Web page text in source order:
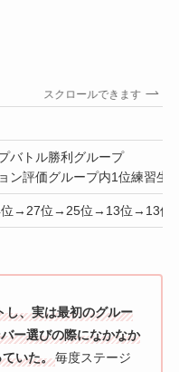
スクロールできます
バトル勝利グループ
ン評価グループ内1位練習生
→27位→25位→13位→13位
し、実は最初のグルー
ー選びの際になかなか
いた。毎度ステージ